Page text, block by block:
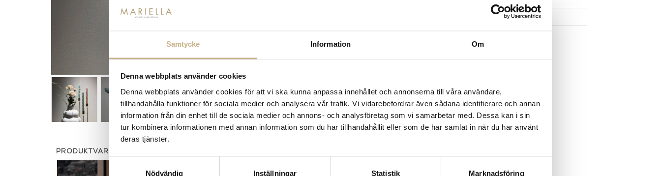
Samtycke Information Om
Denna webbplats använder cookies
Denna webbplats använder cookies för att vi ska kunna anpassa innehållet och annonserna till våra användare,
tillhandahålla funktioner för sociala medier och analysera vår trafik. Vi vidarebefordrar även sådana identifierare och annan
information från din enhet till de sociala medier och annons- och analysföretag som vi samarbetar med. Dessa kan i sin
tur kombinera informationen med annan information som du har tillhandahållit eller som de har samlat in när du har använt
deras tjänster.
Samtyckesval
Nödvändig
Inställningar Statistik Marknadsföring
PRODUKTVARIANTER